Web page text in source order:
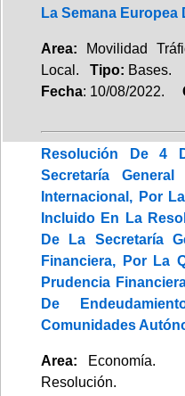
La Semana Europea
Area: Movilidad
Local. Tipo: Bases.
Fecha: 10/08/2022.
Resolución De 4
Secretaría
Internacional, Por
Incluido En La
De La Secretaría
Financiera, Por La
Prudencia
De
Comunidades
Area:
Resolución.